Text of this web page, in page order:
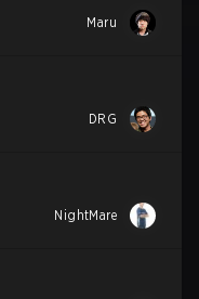
Maru
DRG
NightMare